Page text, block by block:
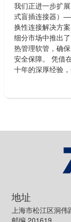
我们正进一步扩
式盲插连接器）
换性连接解决方
细分市场中推出
热管理软管，确
安全保障。 凭借
十年的深厚经验
地址
上海市松江区洞
邮编 201619